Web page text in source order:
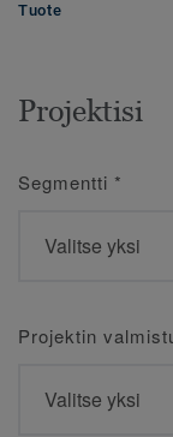
Tuote
Projektisi
Segmentti *
Projektin